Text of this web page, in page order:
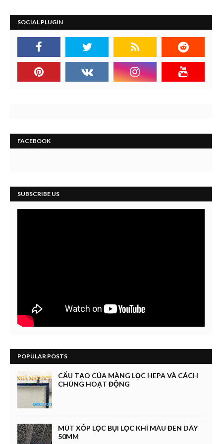
SOCIAL PLUGIN
FACEBOOK
SUBSCRIBE US
POPULAR POSTS
CẤU TẠO CỦA MÀNG LỌC HEPA VÀ CÁCH
CHÚNG HOẠT ĐỘNG
MÚT XỐP LỌC BỤI LỌC KHÍ MÀU ĐEN DÀY
50MM